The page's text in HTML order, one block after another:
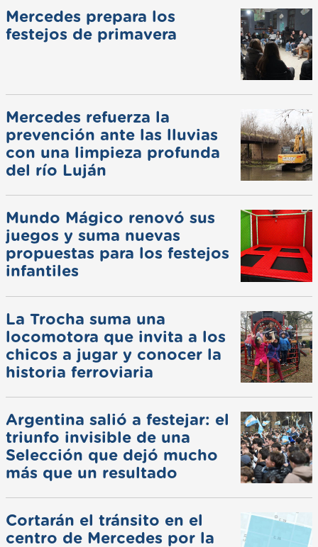
Mercedes prepara los
festejos de primavera
Mercedes refuerza la
prevención ante las lluvias
con una limpieza profunda
del río Luján
Mundo Mágico renovó sus
juegos y suma nuevas
propuestas para los festejos
infantiles
La Trocha suma una
locomotora que invita a los
chicos a jugar y conocer la
historia ferroviaria
Argentina salió a festejar: el
triunfo invisible de una
Selección que dejó mucho
más que un resultado
Cortarán el tránsito en el
centro de Mercedes por la